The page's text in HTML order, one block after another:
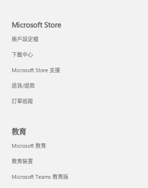
Microsoft Store
帳戶設定檔
下載中心
Microsoft Store 支援
退貨/退款
訂單追蹤
教育
Microsoft 教育
教育裝置
Microsoft Teams 教育版